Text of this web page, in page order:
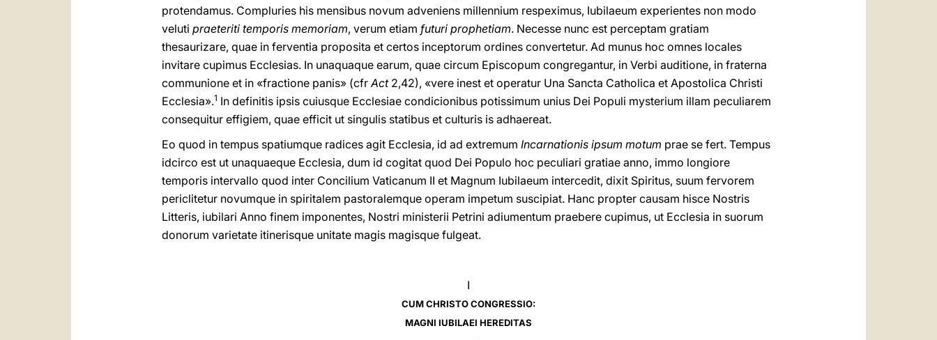
protendamus. Compluries his mensibus novum adveniens millennium respeximus, Iubilaeum experientes non modo
veluti praeteriti temporis memoriam, verum etiam futuri prophetiam. Necesse nunc est perceptam gratiam
thesaurizare, quae in ferventia proposita et certos inceptorum ordines convertetur. Ad munus hoc omnes locales
invitare cupimus Ecclesias. In unaquaque earum, quae circum Episcopum congregantur, in Verbi auditione, in fraterna
communione et in «fractione panis» (cfrAct2,42), «vere inest et operatur Una Sancta Catholica et Apostolica Christi
Ecclesia».1 In definitis ipsis cuiusque Ecclesiae condicionibus potissimum unius Dei Populi mysterium illam peculiarem
consequitur effigiem, quae efficit ut singulis statibus et culturis is adhaereat.
Eo quod in tempus spatiumque radices agit Ecclesia, id ad extremum Incarnationis ipsum motum prae se fert. Tempus
idcirco est ut unaquaeque Ecclesia, dum id cogitat quod Dei Populo hoc peculiari gratiae anno, immo longiore
temporis intervallo quod inter Concilium Vaticanum II et Magnum Iubilaeum intercedit, dixit Spiritus, suum fervorem
periclitetur novumque in spiritalem pastoralemque operam impetum suscipiat. Hanc propter causam hisce Nostris
Litteris, iubilari Anno finem imponentes, Nostri ministerii Petrini adiumentum praebere cupimus, ut Ecclesia in suorum
donorum varietate itinerisque unitate magis magisque fulgeat.
I
CUM CHRISTO CONGRESSIO:
MAGNI IUBILAEI HEREDITAS